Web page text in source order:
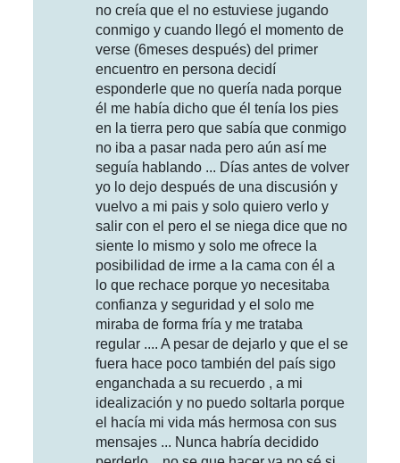
no creía que el no estuviese jugando
conmigo y cuando llegó el momento de
verse (6meses después) del primer
encuentro en persona decidí
esponderle que no quería nada porque
él me había dicho que él tenía los pies
en la tierra pero que sabía que conmigo
no iba a pasar nada pero aún así me
seguía hablando ... Días antes de volver
yo lo dejo después de una discusión y
vuelvo a mi pais y solo quiero verlo y
salir con el pero el se niega dice que no
siente lo mismo y solo me ofrece la
posibilidad de irme a la cama con él a
lo que rechace porque yo necesitaba
confianza y seguridad y el solo me
miraba de forma fría y me trataba
regular .... A pesar de dejarlo y que el se
fuera hace poco también del país sigo
enganchada a su recuerdo , a mi
idealización y no puedo soltarla porque
el hacía mi vida más hermosa con sus
mensajes ... Nunca habría decidido